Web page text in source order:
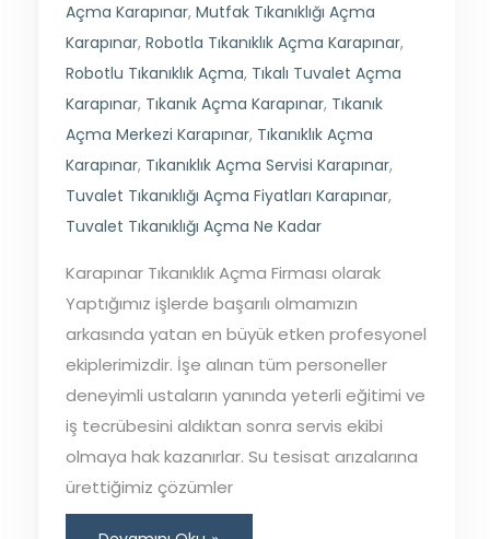
Açma Karapınar, Mutfak Tıkanıklığı Açma
Karapınar, Robotla Tıkanıklık Açma Karapınar,
Robotlu Tıkanıklık Açma, Tıkalı Tuvalet Açma
Karapınar, Tıkanık Açma Karapınar, Tıkanık
Açma Merkezi Karapınar, Tıkanıklık Açma
Karapınar, Tıkanıklık Açma Servisi Karapınar,
Tuvalet Tıkanıklığı Açma Fiyatları Karapınar,
Tuvalet Tıkanıklığı Açma Ne Kadar
Karapınar Tıkanıklık Açma Firması olarak
Yaptığımız işlerde başarılı olmamızın
arkasında yatan en büyük etken profesyonel
ekiplerimizdir. İşe alınan tüm personeller
deneyimli ustaların yanında yeterli eğitimi ve
iş tecrübesini aldıktan sonra servis ekibi
olmaya hak kazanırlar. Su tesisat arızalarına
ürettiğimiz çözümler